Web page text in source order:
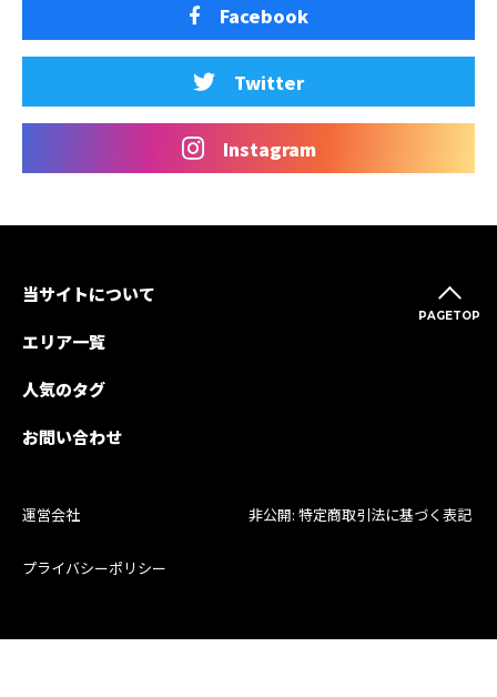
Facebook
Twitter
Instagram
PAGETOP
当サイトについて
エリア一覧
人気のタグ
お問い合わせ
運営会社 非公開: 特定商取引法に基づく表記
プライバシーポリシー